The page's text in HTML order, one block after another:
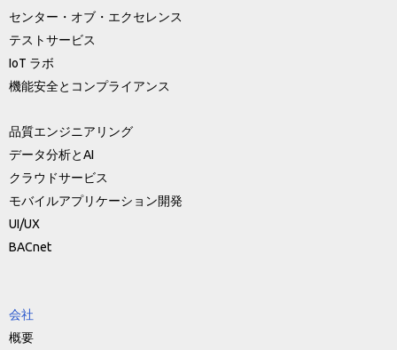
センター・オブ・エクセレンス
テストサービス
IoT ラボ
機能安全とコンプライアンス
品質エンジニアリング
データ分析とAI
クラウドサービス
モバイルアプリケーション開発
UI/UX
BACnet
会社
概要